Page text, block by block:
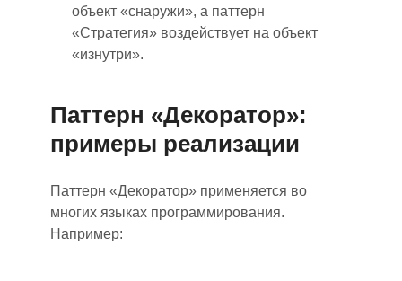
объект «снаружи», а паттерн
«Стратегия» воздействует на объект
«изнутри».
Паттерн «Декоратор»:
примеры реализации
Паттерн «Декоратор» применяется во
многих языках программирования.
Например: